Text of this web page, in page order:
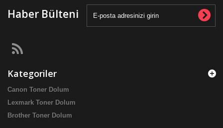
Haber Bülteni
Kategoriler
Canon Toner Dolum
Lexmark Toner Dolum
Brother Toner Dolum